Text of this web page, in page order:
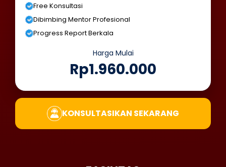
Free Konsultasi
Dibimbing Mentor Profesional
Progress Report Berkala
Harga Mulai
Rp1.960.000
KONSULTASIKAN SEKARANG